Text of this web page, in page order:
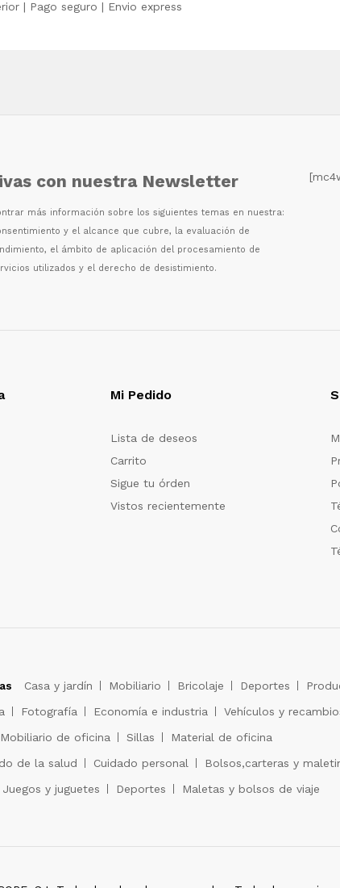
| Pago seguro | Envio express
con nuestra Newsletter
más información sobre los siguientes temas en nuestra:
y el alcance que cubre, la evaluación de
el ámbito de aplicación del procesamiento de
utilizados y el derecho de desistimiento.
Mi Pedido
Lista de deseos
Carrito
Sigue tu órden
Vistos recientemente
Casa y jardín Mobiliario Bricolaje Deportes
Fotografía Economía e industria
Vehículos y
Mobiliario de oficina Sillas
Material de oficina
de la salud Cuidado personal Bolsos,carteras y
Juegos y juguetes Deportes Maletas y bolsos de viaje